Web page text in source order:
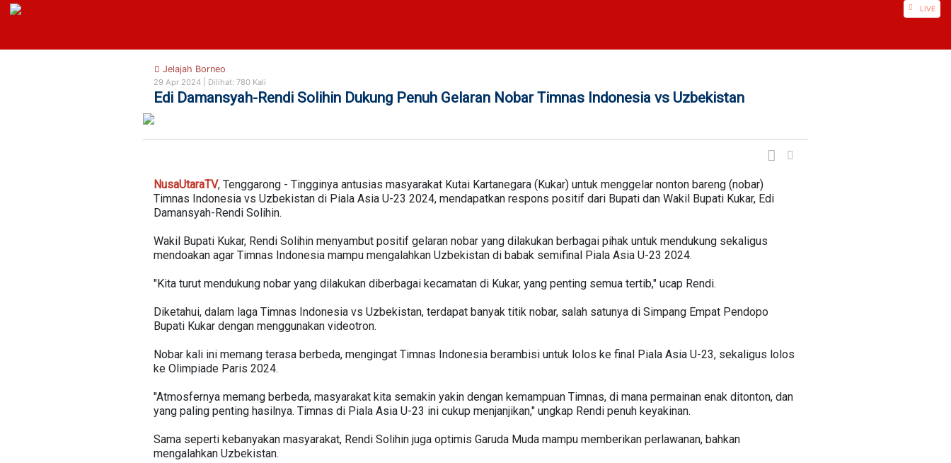
https://nusautaratv.com/ LIVE
Jelajah Borneo
29 Apr 2024 | Dilihat: 780 Kali
Edi Damansyah-Rendi Solihin Dukung Penuh Gelaran Nobar Timnas Indonesia vs Uzbekistan
NusaUtaraTV, Tenggarong - Tingginya antusias masyarakat Kutai Kartanegara (Kukar) untuk menggelar nonton bareng (nobar)
Timnas Indonesia vs Uzbekistan di Piala Asia U-23 2024, mendapatkan respons positif dari Bupati dan Wakil Bupati Kukar, Edi
Damansyah-Rendi Solihin.
Wakil Bupati Kukar, Rendi Solihin menyambut positif gelaran nobar yang dilakukan berbagai pihak untuk mendukung sekaligus
mendoakan agar Timnas Indonesia mampu mengalahkan Uzbekistan di babak semifinal Piala Asia U-23 2024.
"Kita turut mendukung nobar yang dilakukan diberbagai kecamatan di Kukar, yang penting semua tertib," ucap Rendi.
Diketahui, dalam laga Timnas Indonesia vs Uzbekistan, terdapat banyak titik nobar, salah satunya di Simpang Empat Pendopo
Bupati Kukar dengan menggunakan videotron.
Nobar kali ini memang terasa berbeda, mengingat Timnas Indonesia berambisi untuk lolos ke final Piala Asia U-23, sekaligus lolos
ke Olimpiade Paris 2024.
"Atmosfernya memang berbeda, masyarakat kita semakin yakin dengan kemampuan Timnas, di mana permainan enak ditonton, dan
yang paling penting hasilnya. Timnas di Piala Asia U-23 ini cukup menjanjikan," ungkap Rendi penuh keyakinan.
Sama seperti kebanyakan masyarakat, Rendi Solihin juga optimis Garuda Muda mampu memberikan perlawanan, bahkan
mengalahkan Uzbekistan.